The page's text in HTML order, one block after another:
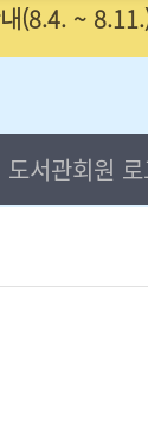
(8.4. ~
도서관회원